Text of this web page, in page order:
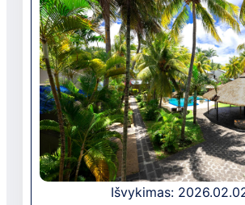
Išvykimas: